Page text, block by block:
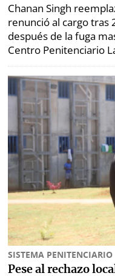
Chanan Singh
renunció al cargo tras
después de la fuga
Centro Penitenciario
SISTEMA PENITENCIARIO
Pese al rechazo